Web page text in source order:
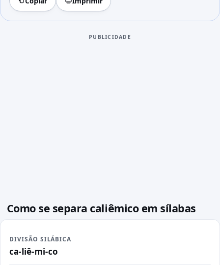
PUBLICIDADE
Como se separa caliêmico em sílabas
DIVISÃO SILÁBICA
ca-liê-mi-co